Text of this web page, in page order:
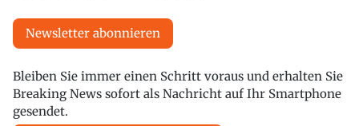
Newsletter abonnieren
Bleiben Sie immer einen Schritt voraus und erhalten Sie
Breaking News sofort als Nachricht auf Ihr Smartphone
gesendet.